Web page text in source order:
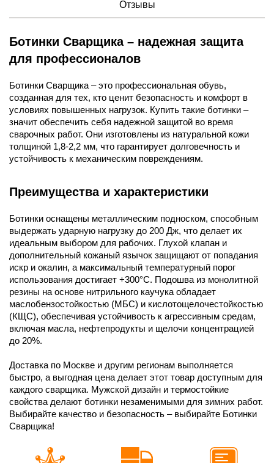
Отзывы
Ботинки Сварщика – надежная защита
для профессионалов
Ботинки Сварщика – это профессиональная обувь,
созданная для тех, кто ценит безопасность и комфорт в
условиях повышенных нагрузок. Купить такие ботинки –
значит обеспечить себя надежной защитой во время
сварочных работ. Они изготовлены из натуральной кожи
толщиной 1,8-2,2 мм, что гарантирует долговечность и
устойчивость к механическим повреждениям.
Преимущества и характеристики
Ботинки оснащены металлическим подноском, способным
выдержать ударную нагрузку до 200 Дж, что делает их
идеальным выбором для рабочих. Глухой клапан и
дополнительный кожаный язычок защищают от попадания
искр и окалин, а максимальный температурный порог
использования достигает +300°С. Подошва из монолитной
резины на основе нитрильного каучука обладает
маслобензостойкостью (МБС) и кислотощелочестойкостью
(КЩС), обеспечивая устойчивость к агрессивным средам,
включая масла, нефтепродукты и щелочи концентрацией
до 20%.
Доставка по Москве и другим регионам выполняется
быстро, а выгодная цена делает этот товар доступным для
каждого сварщика. Мужской дизайн и термостойкие
свойства делают ботинки незаменимыми для зимних работ.
Выбирайте качество и безопасность – выбирайте Ботинки
Сварщика!